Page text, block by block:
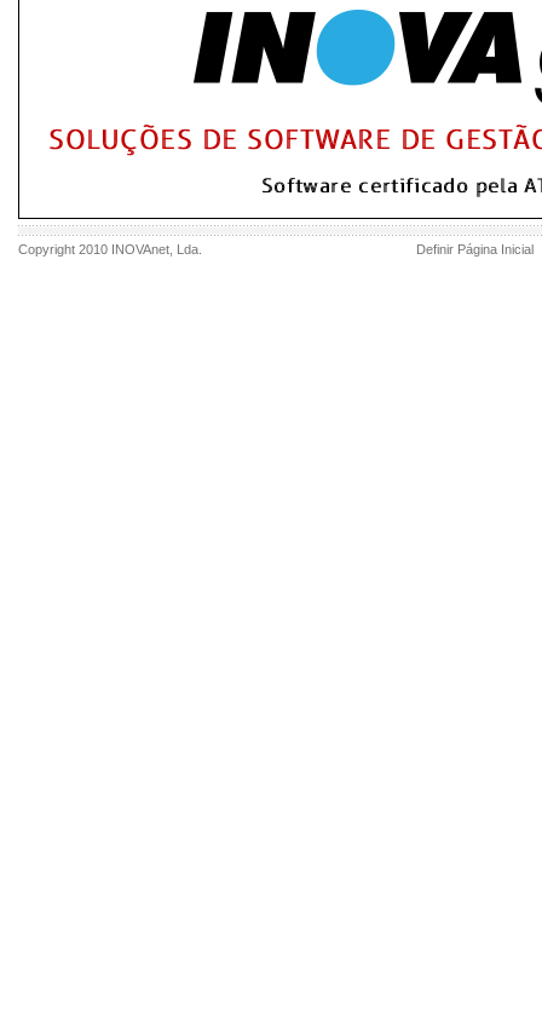
Copyright 2010 INOVAnet , Lda. Definir Página Inicial